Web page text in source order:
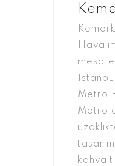
Metro
Metro